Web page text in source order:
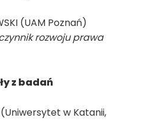
(UAM Poznań)
rozwoju prawa
z badań
(Uniwersytet w Katanii,